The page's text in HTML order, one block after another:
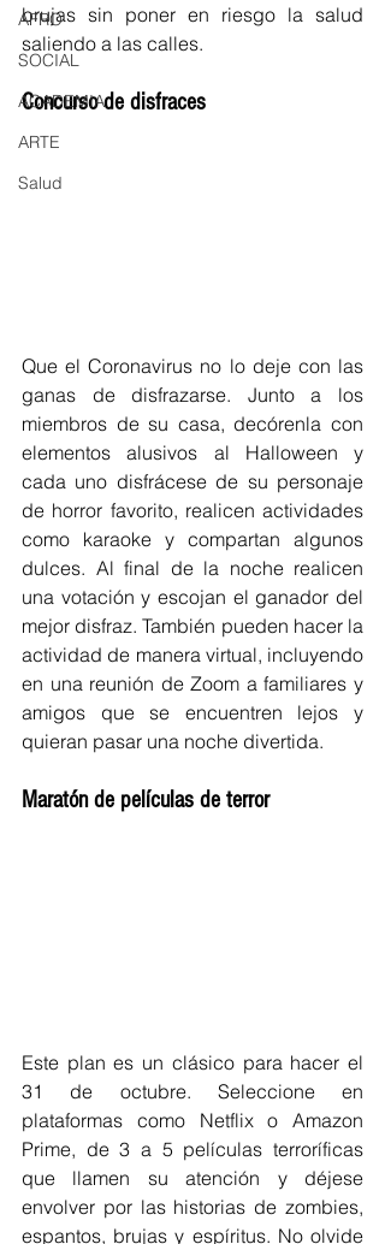
AFRO
SOCIAL
ACADEMIA
ARTE
Salud
brujas sin poner en riesgo la salud
saliendo a las calles.
Concurso de disfraces
Que el Coronavirus no lo deje con las
ganas de disfrazarse. Junto a los
miembros de su casa, decórenla con
elementos alusivos al Halloween y
cada uno disfrácese de su personaje
de horror favorito, realicen actividades
como karaoke y compartan algunos
dulces. Al final de la noche realicen
una votación y escojan el ganador del
mejor disfraz. También pueden hacer la
actividad de manera virtual, incluyendo
en una reunión de Zoom a familiares y
amigos que se encuentren lejos y
quieran pasar una noche divertida.
Maratón de películas de terror
Este plan es un clásico para hacer el
31 de octubre. Seleccione en
plataformas como Netflix o Amazon
Prime, de 3 a 5 películas terroríficas
que llamen su atención y déjese
envolver por las historias de zombies,
espantos, brujas y espíritus. No olvide